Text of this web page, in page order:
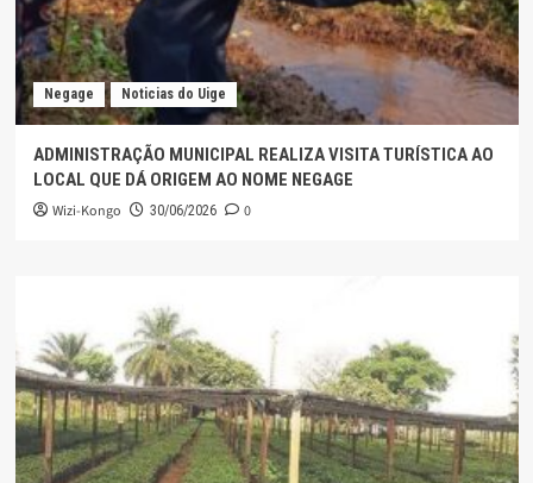
Negage Noticias do Uige
ADMINISTRAÇÃO MUNICIPAL REALIZA VISITA TURÍSTICA AO
LOCAL QUE DÁ ORIGEM AO NOME NEGAGE
Wizi-Kongo 30/06/2026 0